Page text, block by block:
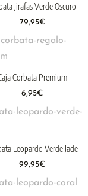
Jirafas Verde Oscuro
79,95€
Corbata Premium
6,95€
Leopardo Verde Jade
99,95€